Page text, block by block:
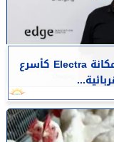
راية للمباني الذكية وSungrow تعززان مكانة Electra كأسرع